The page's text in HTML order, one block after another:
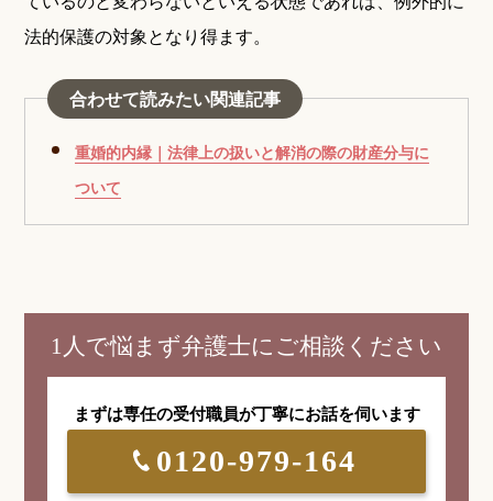
法的保護の対象となり得ます。
合わせて読みたい関連記事
重婚的内縁｜法律上の扱いと解消の際の財産分与に
ついて
1人で悩まず弁護士にご相談ください
まずは専任の受付職員が丁寧にお話を伺います
0120-979-164